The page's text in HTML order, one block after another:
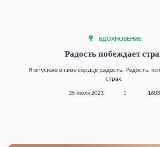
ВДОХНОВЕНИЕ
Радость побеждает
Я впускаю в свое сердце радость. Радость,
страх.
25 июля 2023 1 1603